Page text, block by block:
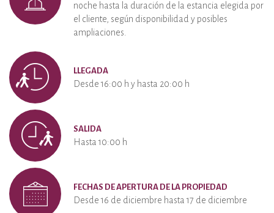
noche hasta la duración de la estancia elegida por
el cliente, según disponibilidad y posibles
ampliaciones.
LLEGADA
Desde 16:00 h y hasta 20:00 h
SALIDA
Hasta 10:00 h
FECHAS DE APERTURA DE LA PROPIEDAD
Desde 16 de diciembre hasta 17 de diciembre